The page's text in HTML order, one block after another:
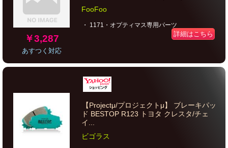
￥3,287
あすつく対応
FooFoo
・ 1171・オプティマス専用パーツ
詳細はこちら
【Projectμ/プロジェクトμ】 ブレーキパッ
ド BESTOP R123 トヨタ クレスタ/チェ
イ...
ビゴラス